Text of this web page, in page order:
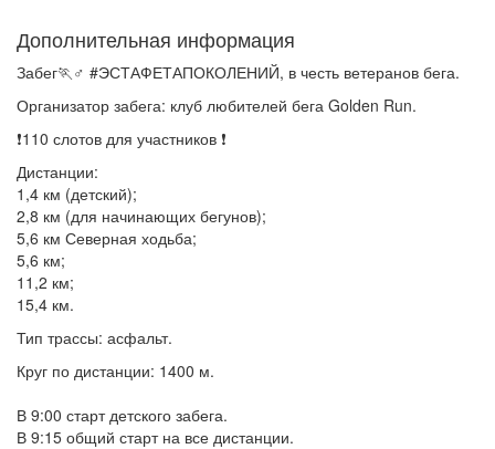
Дополнительная информация
Забег🏃♂️ #ЭСТАФЕТАПОКОЛЕНИЙ, в честь ветеранов бега.
Организатор забега: клуб любителей бега Golden Run.
❗️110 слотов для участников ❗️
Дистанции:
1,4 км (детский);
2,8 км (для начинающих бегунов);
5,6 км Северная ходьба;
5,6 км;
11,2 км;
15,4 км.
Тип трассы: асфальт.
Круг по дистанции: 1400 м.
В 9:00 старт детского забега.
В 9:15 общий старт на все дистанции.